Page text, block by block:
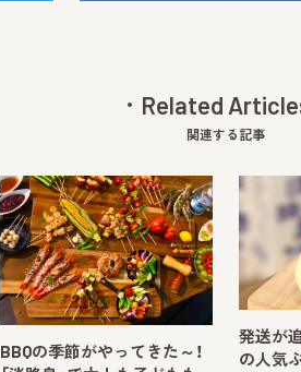
Related
関連する記事
BBQの季節がやってきた～！
発送が
の人気